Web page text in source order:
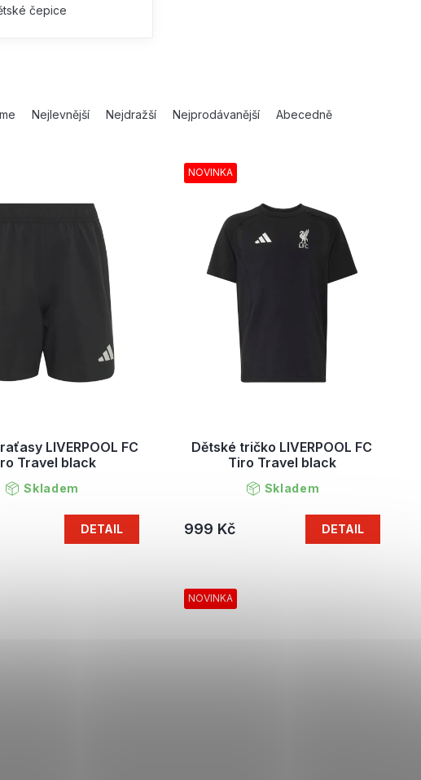
čepice
Nejlevnější Nejdražší Nejprodávanější Abecedně
LIVERPOOL FC
Travel black
Skladem
DETAIL
NOVINKA
Dětské tričko LIVERPOOL FC
Tiro Travel black
Skladem
999 Kč DETAIL
NOVINKA